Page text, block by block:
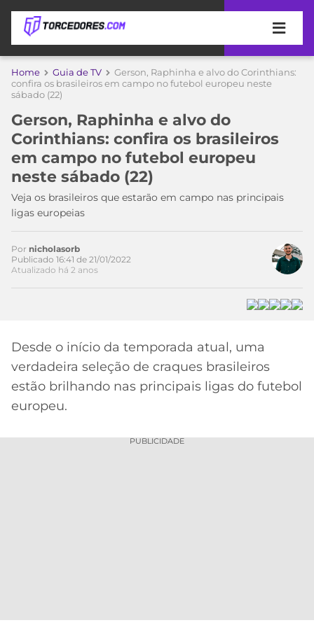
APOSTAS
DICAS
APOSTA
MELHORES
SITES
DE
APOSTAS
2026
CÓDIGO
DE
INDICAÇÃO
BET365
BETANO
ÚLTIMAS
COPA
DO
MUNDO
TIMES
MEU
TIME
SÃO
PAULO
INTERNACIONAL
CAMPEONATOS
LIBERTADORES
COPA
DO
DA
BOLA
PALPITES
Home Guia de TV
Gerson, Raphinha e alvo do Corinthians:
confira os brasileiros em campo no futebol europeu neste
sábado (22)
Gerson, Raphinha e alvo do
Corinthians: confira os brasileiros
em campo no futebol europeu
neste sábado (22)
Veja os brasileiros que estarão em campo nas principais
ligas europeias
Por nicholasorb
Publicado 16:41 de 21/01/2022
Atualizado há 2 anos
Desde o início da temporada atual, uma
verdadeira seleção de craques brasileiros
estão brilhando nas principais ligas do futebol
europeu.
PUBLICIDADE